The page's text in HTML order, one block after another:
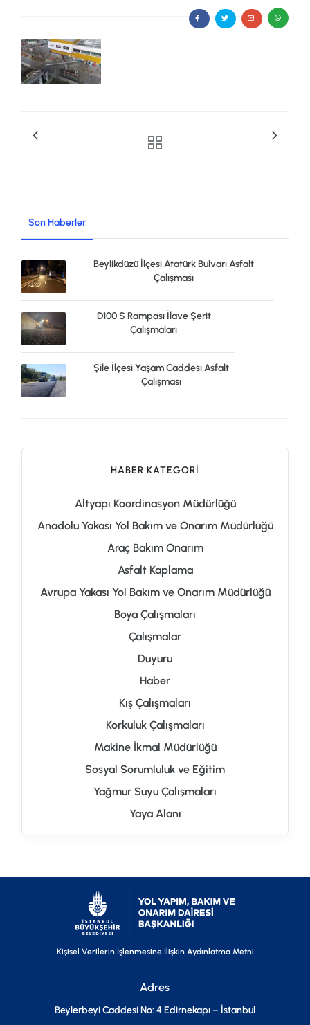
Son Haberler
Beylikdüzü İlçesi Atatürk Bulvarı Asfalt
Çalışması
D100 S Rampası İlave Şerit
Çalışmaları
Şile İlçesi Yaşam Caddesi Asfalt
Çalışması
HABER KATEGORI
Altyapı Koordinasyon Müdürlüğü
Anadolu Yakası Yol Bakım ve Onarım Müdürlüğü
Araç Bakım Onarım
Asfalt Kaplama
Avrupa Yakası Yol Bakım ve Onarım Müdürlüğü
Boya Çalışmaları
Çalışmalar
Duyuru
Haber
Kış Çalışmaları
Korkuluk Çalışmaları
Makine İkmal Müdürlüğü
Sosyal Sorumluluk ve Eğitim
Yağmur Suyu Çalışmaları
Yaya Alanı
Kişisel Verilerin İşlenmesine İlişkin Aydınlatma Metni
Adres
Beylerbeyi Caddesi No: 4 Edirnekapı – İstanbul